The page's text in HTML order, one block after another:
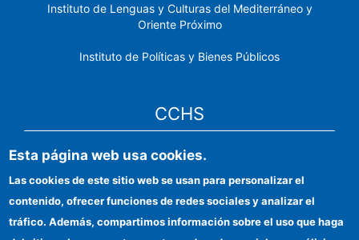
Instituto de Lenguas y Culturas del Mediterráneo y
Oriente Próximo
Instituto de Políticas y Bienes Públicos
CCHS
Sede electrónica CSIC
Identidad institucional
Información para proveedores
Esta página web usa cookies.
Las cookies de este sitio web se usan para personalizar el
contenido, ofrecer funciones de redes sociales y analizar el
tráfico. Además, compartimos información sobre el uso que haga